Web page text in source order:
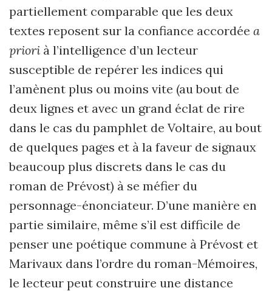
partiellement comparable que les deux
textes reposent sur la confiance accordée a
priori à l’intelligence d’un lecteur
susceptible de repérer les indices qui
l’amènent plus ou moins vite (au bout de
deux lignes et avec un grand éclat de rire
dans le cas du pamphlet de Voltaire, au bout
de quelques pages et à la faveur de signaux
beaucoup plus discrets dans le cas du
roman de Prévost) à se méfier du
personnage-énonciateur. D’une manière en
partie similaire, même s’il est difficile de
penser une poétique commune à Prévost et
Marivaux dans l’ordre du roman-Mémoires,
le lecteur peut construire une distance